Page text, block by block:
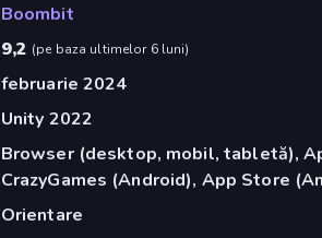
Boombit
9,2 (pe baza ultimelor 6 luni)
februarie 2024
Unity 2022
Browser (desktop, mobil, tabletă),
CrazyGames (Android), App Store
Orientare